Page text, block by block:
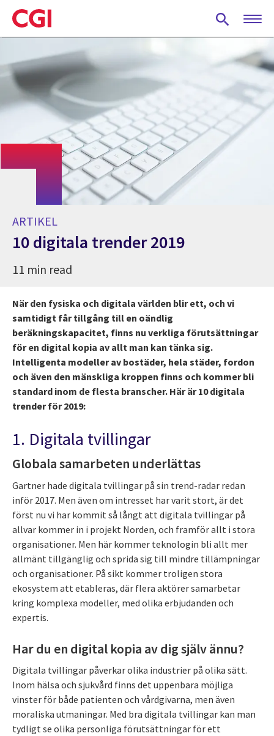
Skip
to
main
ARTIKEL
10 digitala trender 2019
11 min read
När den fysiska och digitala världen blir ett, och vi
samtidigt får tillgång till en oändlig
beräkningskapacitet, finns nu verkliga förutsättningar
för en digital kopia av allt man kan tänka sig.
Intelligenta modeller av bostäder, hela städer, fordon
och även den mänskliga kroppen finns och kommer bli
standard inom de flesta branscher. Här är 10 digitala
trender för 2019:
1. Digitala tvillingar
Globala samarbeten underlättas
Gartner hade digitala tvillingar på sin trend-radar redan
inför 2017. Men även om intresset har varit stort, är det
först nu vi har kommit så långt att digitala tvillingar på
allvar kommer in i projekt Norden, och framför allt i stora
organisationer. Men här kommer teknologin bli allt mer
allmänt tillgänglig och sprida sig till mindre tillämpningar
och organisationer. På sikt kommer troligen stora
ekosystem att etableras, där flera aktörer samarbetar
kring komplexa modeller, med olika erbjudanden och
expertis.
Har du en digital kopia av dig själv ännu?
Digitala tvillingar påverkar olika industrier på olika sätt.
Inom hälsa och sjukvård finns det uppenbara möjliga
vinster för både patienten och vårdgivarna, men även
moraliska utmaningar. Med bra digitala tvillingar kan man
tydligt se olika personliga förutsättningar för ett